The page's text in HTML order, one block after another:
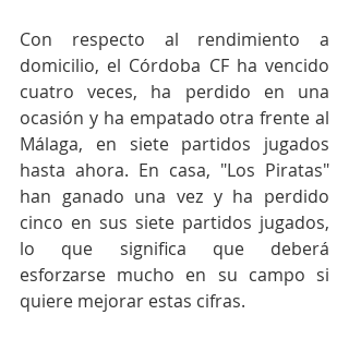
Con respecto al rendimiento a
domicilio, el Córdoba CF ha vencido
cuatro veces, ha perdido en una
ocasión y ha empatado otra frente al
Málaga, en siete partidos jugados
hasta ahora. En casa, "Los Piratas"
han ganado una vez y ha perdido
cinco en sus siete partidos jugados,
lo que significa que deberá
esforzarse mucho en su campo si
quiere mejorar estas cifras.